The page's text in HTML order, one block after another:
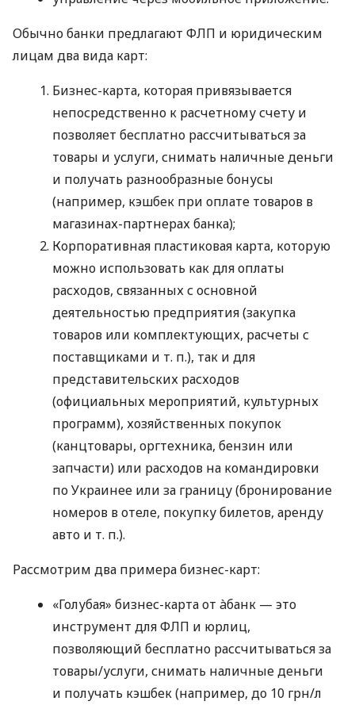
Обычно банки предлагают ФЛП и юридическим
лицам два вида карт:
Бизнес-карта, которая привязывается
непосредственно к расчетному счету и
позволяет бесплатно рассчитываться за
товары и услуги, снимать наличные деньги
и получать разнообразные бонусы
(например, кэшбек при оплате товаров в
магазинах-партнерах банка);
Корпоративная пластиковая карта, которую
можно использовать как для оплаты
расходов, связанных с основной
деятельностью предприятия (закупка
товаров или комплектующих, расчеты с
поставщиками и т. п.), так и для
представительских расходов
(официальных мероприятий, культурных
программ), хозяйственных покупок
(канцтовары, оргтехника, бензин или
запчасти) или расходов на командировки
по Украинее или за границу (бронирование
номеров в отеле, покупку билетов, аренду
авто и т. п.).
Рассмотрим два примера бизнес-карт:
«Голубая» бизнес-карта от àбанк — это
инструмент для ФЛП и юрлиц,
позволяющий бесплатно рассчитываться за
товары/услуги, снимать наличные деньги
и получать кэшбек (например, до 10 грн/л